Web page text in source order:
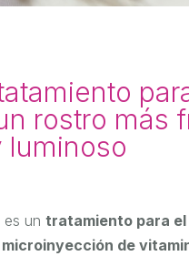
rostro más
luminoso
es untratamiento para
de